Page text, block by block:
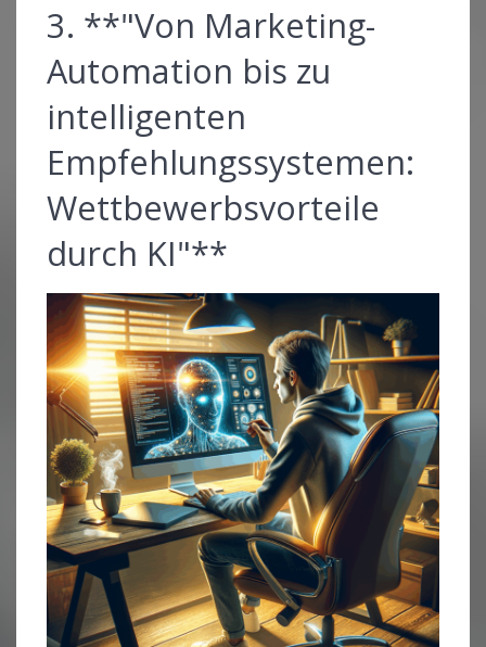
3. **"Von Marketing-
Automation bis zu
intelligenten
Empfehlungssystemen:
Wettbewerbsvorteile
durch KI"**